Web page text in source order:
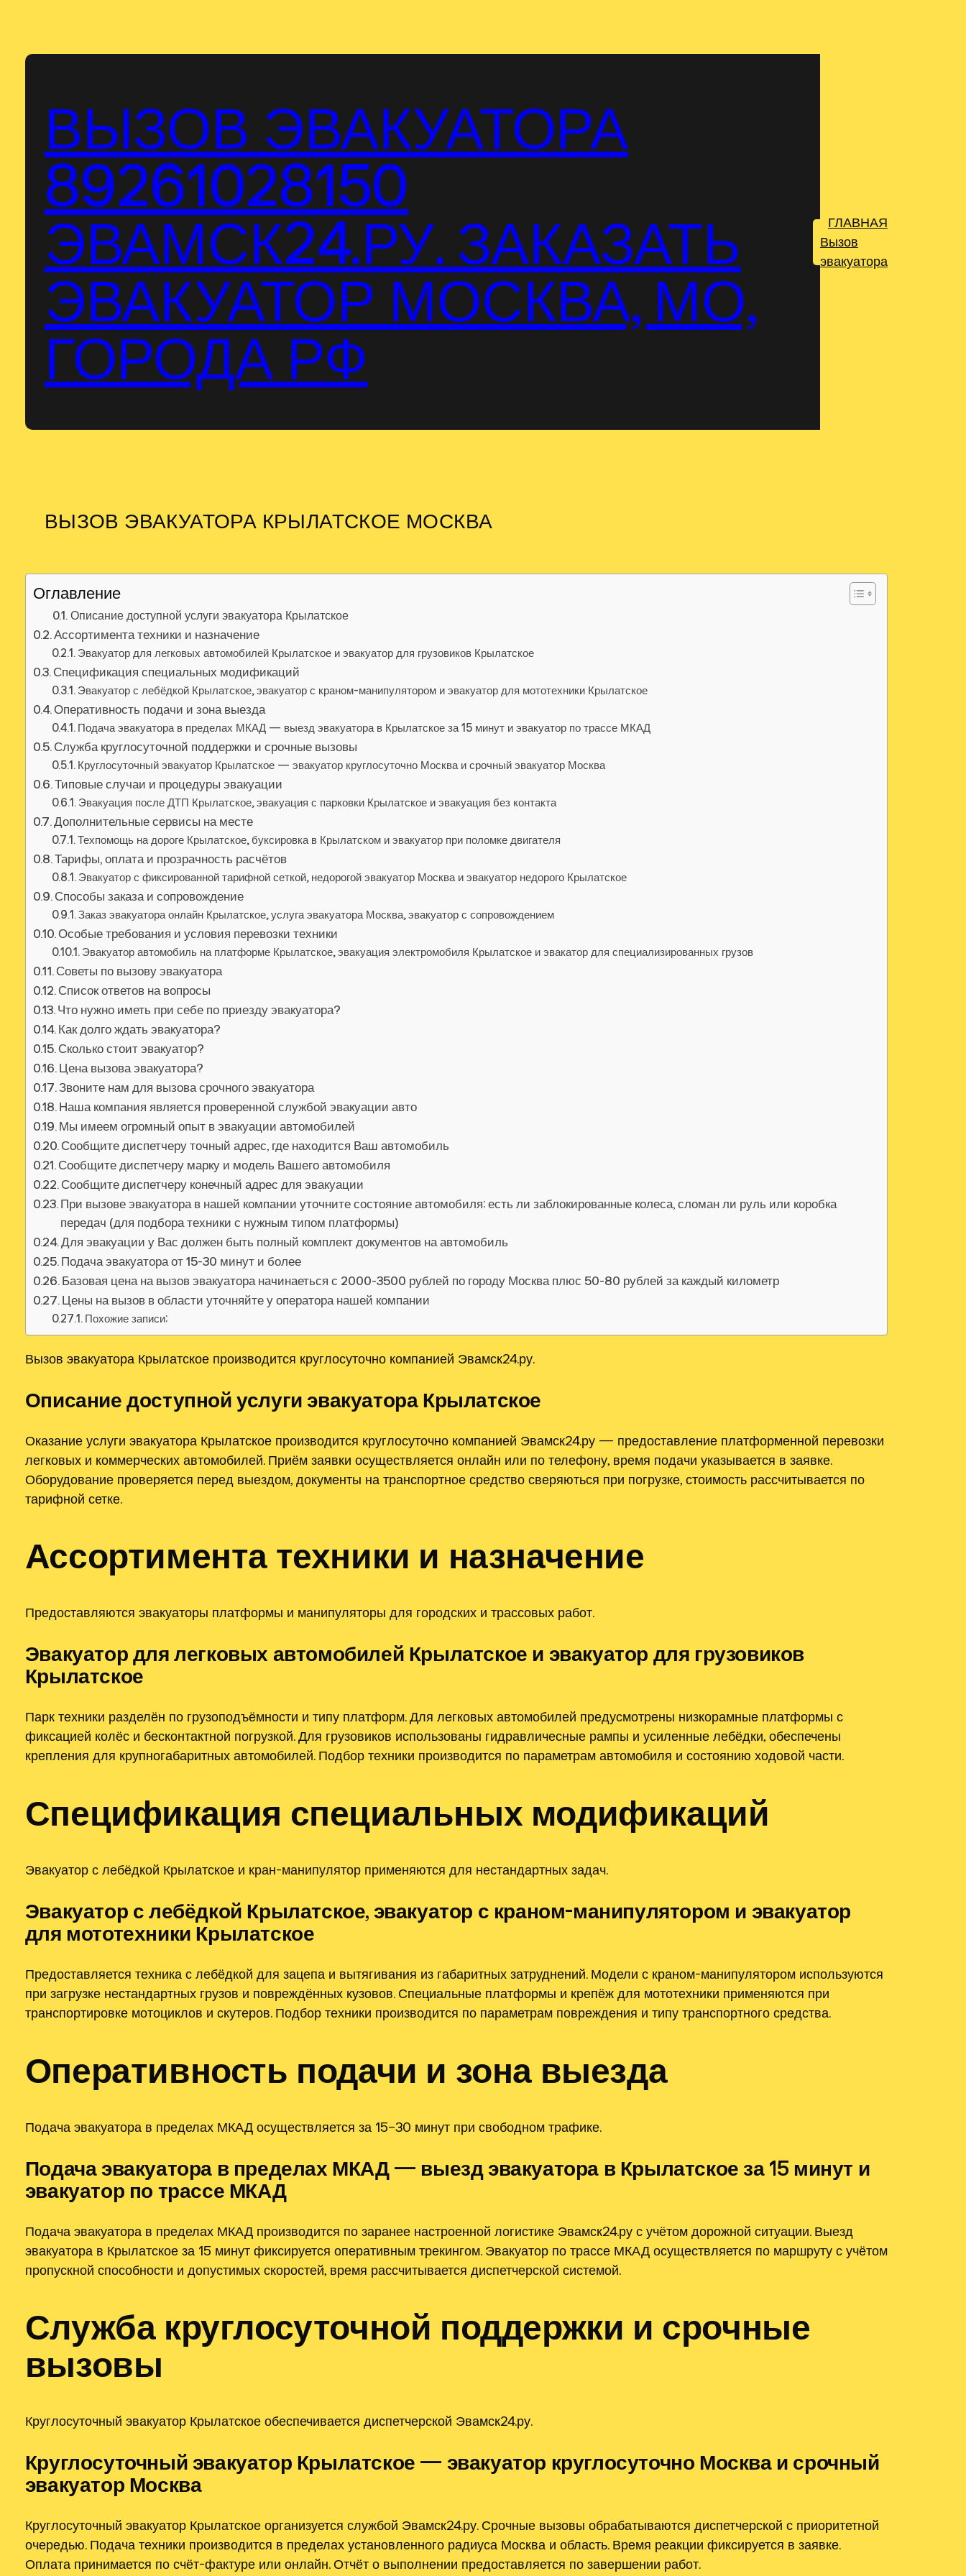
содержимому
ВЫЗОВ ЭВАКУАТОРА
89261028150
ЭВАМСК24.РУ. ЗАКАЗАТЬ
ЭВАКУАТОР МОСКВА, МО,
ГОРОДА РФ
ГЛАВНАЯ
Вызов
эвакуатора
ВЫЗОВ ЭВАКУАТОРА КРЫЛАТСКОЕ МОСКВА
Оглавление
Описание доступной услуги эвакуатора Крылатское
Ассортимента техники и назначение
Эвакуатор для легковых автомобилей Крылатское и эвакуатор для грузовиков Крылатское
Спецификация специальных модификаций
Эвакуатор с лебёдкой Крылатское, эвакуатор с краном-манипулятором и эвакуатор для мототехники Крылатское
Оперативность подачи и зона выезда
Подача эвакуатора в пределах МКАД — выезд эвакуатора в Крылатское за 15 минут и эвакуатор по трассе МКАД
Служба круглосуточной поддержки и срочные вызовы
Круглосуточный эвакуатор Крылатское — эвакуатор круглосуточно Москва и срочный эвакуатор Москва
Типовые случаи и процедуры эвакуации
Эвакуация после ДТП Крылатское, эвакуация с парковки Крылатское и эвакуация без контакта
Дополнительные сервисы на месте
Техпомощь на дороге Крылатское, буксировка в Крылатском и эвакуатор при поломке двигателя
Тарифы, оплата и прозрачность расчётов
Эвакуатор с фиксированной тарифной сеткой, недорогой эвакуатор Москва и эвакуатор недорого Крылатское
Способы заказа и сопровождение
Заказ эвакуатора онлайн Крылатское, услуга эвакуатора Москва, эвакуатор с сопровождением
Особые требования и условия перевозки техники
Эвакуатор автомобиль на платформе Крылатское, эвакуация электромобиля Крылатское и эвакатор для специализированных грузов
Советы по вызову эвакуатора
Список ответов на вопросы
Что нужно иметь при себе по приезду эвакуатора?
Как долго ждать эвакуатора?
Сколько стоит эвакуатор?
Цена вызова эвакуатора?
Звоните нам для вызова срочного эвакуатора
Наша компания является проверенной службой эвакуации авто
Мы имеем огромный опыт в эвакуации автомобилей
Сообщите диспетчеру точный адрес, где находится Ваш автомобиль
Сообщите диспетчеру марку и модель Вашего автомобиля
Сообщите диспетчеру конечный адрес для эвакуации
При вызове эвакуатора в нашей компании уточните состояние автомобиля: есть ли заблокированные колеса, сломан ли руль или коробка
передач (для подбора техники с нужным типом платформы)
Для эвакуации у Вас должен быть полный комплект документов на автомобиль
Подача эвакуатора от 15-30 минут и более
Базовая цена на вызов эвакуатора начинаеться с 2000-3500 рублей по городу Москва плюс 50-80 рублей за каждый километр
Цены на вызов в области уточняйте у оператора нашей компании
Похожие записи:
Вызов эвакуатора Крылатское производится круглосуточно компанией Эвамск24.ру.
Описание доступной услуги эвакуатора Крылатское
Оказание услуги эвакуатора Крылатское производится круглосуточно компанией Эвамск24.ру — предоставление платформенной перевозки
легковых и коммерческих автомобилей. Приём заявки осуществляется онлайн или по телефону, время подачи указывается в заявке.
Оборудование проверяется перед выездом, документы на транспортное средство сверяються при погрузке, стоимость рассчитывается по
тарифной сетке.
Ассортимента техники и назначение
Предоставляются эвакуаторы платформы и манипуляторы для городских и трассовых работ.
Эвакуатор для легковых автомобилей Крылатское и эвакуатор для грузовиков
Крылатское
Парк техники разделён по грузоподъёмности и типу платформ. Для легковых автомобилей предусмотрены низкорамные платформы с
фиксацией колёс и бесконтактной погрузкой. Для грузовиков использованы гидравличесные рампы и усиленные лебёдки, обеспечены
крепления для крупногабаритных автомобилей. Подбор техники производится по параметрам автомобиля и состоянию ходовой части.
Спецификация специальных модификаций
Эвакуатор с лебёдкой Крылатское и кран-манипулятор применяются для нестандартных задач.
Эвакуатор с лебёдкой Крылатское, эвакуатор с краном-манипулятором и эвакуатор
для мототехники Крылатское
Предоставляется техника с лебёдкой для зацепа и вытягивания из габаритных затруднений. Модели с краном-манипулятором используются
при загрузке нестандартных грузов и повреждённых кузовов. Специальные платформы и крепёж для мототехники применяются при
транспортировке мотоциклов и скутеров. Подбор техники производится по параметрам повреждения и типу транспортного средства.
Оперативность подачи и зона выезда
Подача эвакуатора в пределах МКАД осуществляется за 15–30 минут при свободном трафике.
Подача эвакуатора в пределах МКАД — выезд эвакуатора в Крылатское за 15 минут и
эвакуатор по трассе МКАД
Подача эвакуатора в пределах МКАД производится по заранее настроенной логистике Эвамск24.ру с учётом дорожной ситуации. Выезд
эвакуатора в Крылатское за 15 минут фиксируется оперативным трекингом. Эвакуатор по трассе МКАД осуществляется по маршруту с учётом
пропускной способности и допустимых скоростей, время рассчитывается диспетчерской системой.
Служба круглосуточной поддержки и срочные
вызовы
Круглосуточный эвакуатор Крылатское обеспечивается диспетчерской Эвамск24.ру.
Круглосуточный эвакуатор Крылатское — эвакуатор круглосуточно Москва и срочный
эвакуатор Москва
Круглосуточный эвакуатор Крылатское организуется службой Эвамск24.ру. Срочные вызовы обрабатываются диспетчерской с приоритетной
очередью. Подача техники производится в пределах установленного радиуса Москва и область. Время реакции фиксируется в заявке.
Оплата принимается по счёт-фактуре или онлайн. Отчёт о выполнении предоставляется по завершении работ.